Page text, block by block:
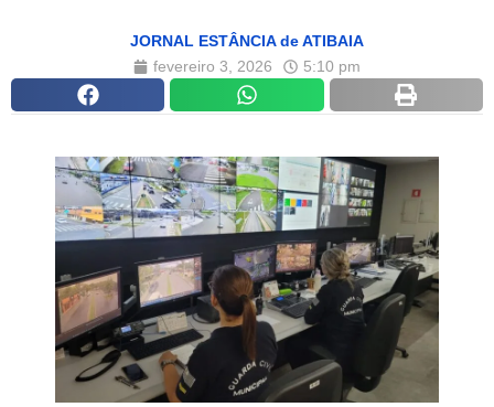
JORNAL ESTÂNCIA de ATIBAIA
fevereiro 3, 2026
5:10 pm